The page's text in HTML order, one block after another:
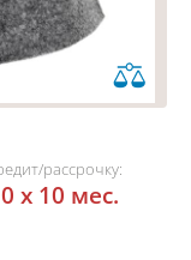
рассрочку:
x 10 мес.